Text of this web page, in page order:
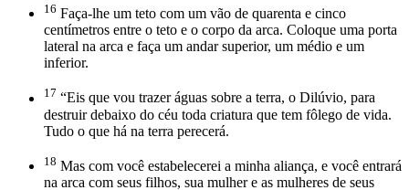
16 Faça-lhe um teto com um vão de quarenta e cinco
centímetros entre o teto e o corpo da arca. Coloque uma porta
lateral na arca e faça um andar superior, um médio e um
inferior.
17 “Eis que vou trazer águas sobre a terra, o Dilúvio, para
destruir debaixo do céu toda criatura que tem fôlego de vida.
Tudo o que há na terra perecerá.
18 Mas com você estabelecerei a minha aliança, e você entrará
na arca com seus filhos, sua mulher e as mulheres de seus